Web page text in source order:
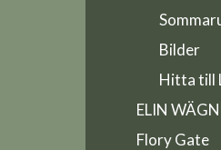
Bilder
Hitta till
ELIN
Flory Gate